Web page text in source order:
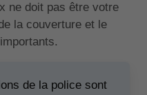
ne doit pas être votre
la couverture et le
de la police sont